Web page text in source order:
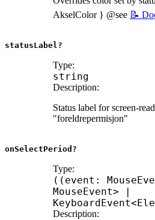
AkselColor } @see 📝
statusLabel?
Type:
string
Description:
Status label for screen-
"foreldrepermisjon"
onSelectPeriod?
Type:
( ( event :
MouseEvent>
KeyboardEvent<
Description: